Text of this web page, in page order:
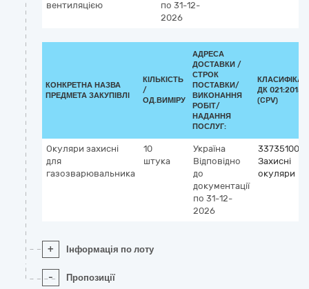
вентиляцією
по 31-12-
2026
КОНКРЕТНА НАЗВА
ПРЕДМЕТА ЗАКУПІВЛІ
КІЛЬКІСТЬ
/
ОД.ВИМІРУ
АДРЕСА
ДОСТАВКИ /
СТРОК
ПОСТАВКИ/
ВИКОНАННЯ
РОБІТ/
НАДАННЯ
ПОСЛУГ:
ДК 021:2015
(CPV)
Окуляри захисні
для
газозварювальника
10
штука
Україна
Відповідно
до
документації
по 31-12-
2026
33735100-2
Захисні
окуляри
+ Інформація по лоту
- Пропозиції